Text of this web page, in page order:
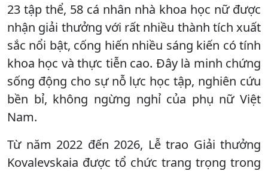
23 tập thể, 58 cá nhân nhà khoa học nữ được
nhận giải thưởng với rất nhiều thành tích xuất
sắc nổi bật, cống hiến nhiều sáng kiến có tính
khoa học và thực tiễn cao. Đây là minh chứng
sống động cho sự nỗ lực học tập, nghiên cứu
bền bỉ, không ngừng nghỉ của phụ nữ Việt
Nam.
Từ năm 2022 đến 2026, Lễ trao Giải thưởng
Kovalevskaia được tổ chức trang trọng trong